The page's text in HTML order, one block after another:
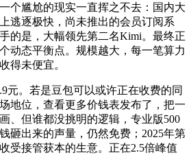
尴尬的现实一直挥之不去：国内大
逃逐极快，尚未推出的会员订阅系
的是，大幅领先第二名Kimi。最终正
动态平衡点。规模越大，每一笔算力
得未便宜。
。若是豆包可以或许正在收费的同
地位，查看更多价钱表发布了，把一
、但谁都没挑明的逻辑，专业版500
砸出来的声量，仍然免费；2025年第
受接管获本的生意。正在2.5倍峰值